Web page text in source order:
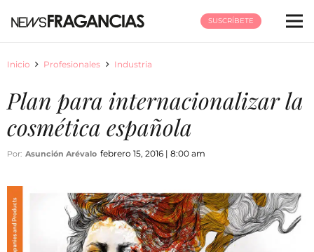
SUSCRÍBETE
Inicio Profesionales Industria
Plan para internacionalizar la
cosmética española
Por: Asunción Arévalo febrero 15, 2016 | 8:00 am